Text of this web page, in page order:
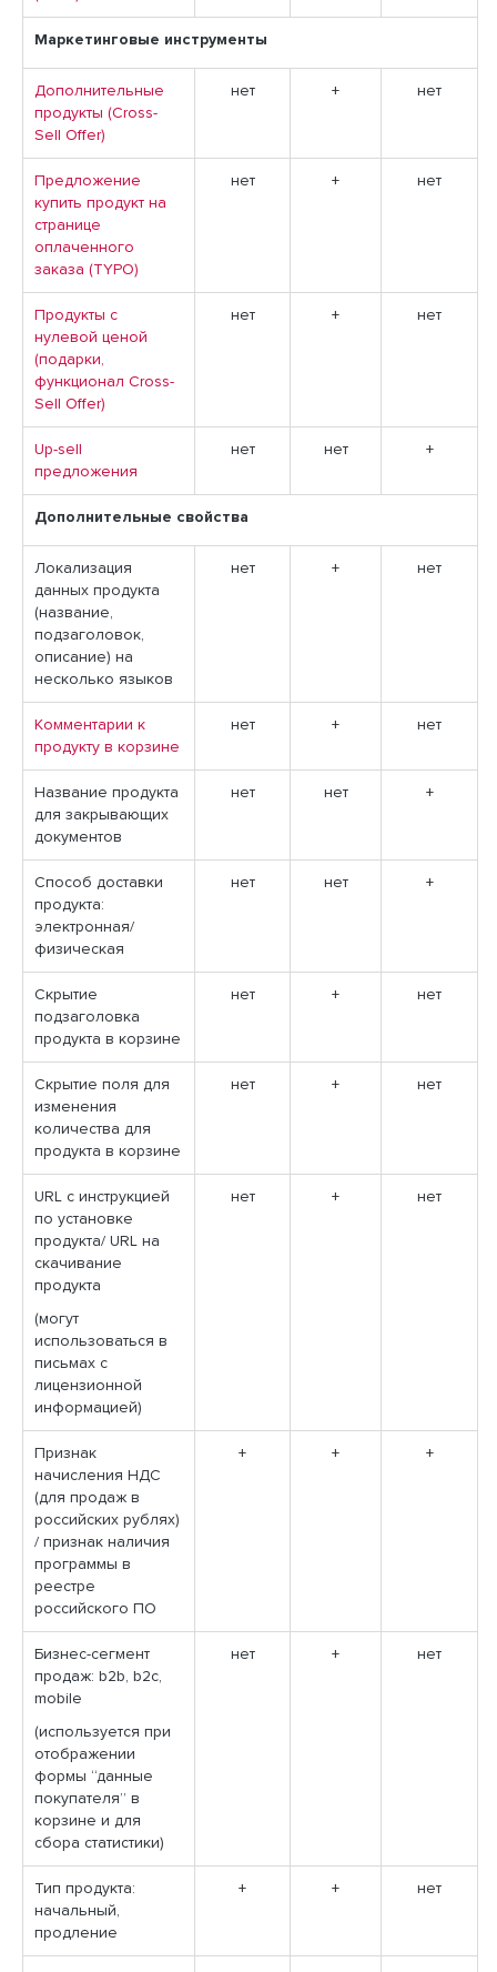
Маркетинговые инструменты
Дополнительные
продукты (Cross-
Sell Offer)
нет + нет
Предложение
купить продукт на
странице
оплаченного
заказа (TYPO)
нет + нет
Продукты с
нулевой ценой
(подарки,
функционал Cross-
Sell Offer)
нет + нет
Up-sell
предложения
нет нет +
Дополнительные свойства
Локализация
данных продукта
(название,
подзаголовок,
описание) на
несколько языков
нет + нет
Комментарии к
продукту в корзине
нет + нет
Название продукта
для закрывающих
документов
нет нет +
Способ доставки
продукта:
электронная/
физическая
нет нет +
Скрытие
подзаголовка
продукта в корзине
нет + нет
Скрытие поля для
изменения
количества для
продукта в корзине
нет + нет
URL с инструкцией
по установке
продукта/ URL на
скачивание
продукта
(могут
использоваться в
письмах с
лицензионной
информацией)
нет + нет
Признак
начисления НДС
(для продаж в
российских рублях)
/ признак наличия
программы в
реестре
российского ПО
+ + +
Бизнес-сегмент
продаж: b2b, b2c,
mobile
(используется при
отображении
формы “данные
покупателя” в
корзине и для
сбора статистики)
нет + нет
Тип продукта:
начальный,
продление
+ + нет